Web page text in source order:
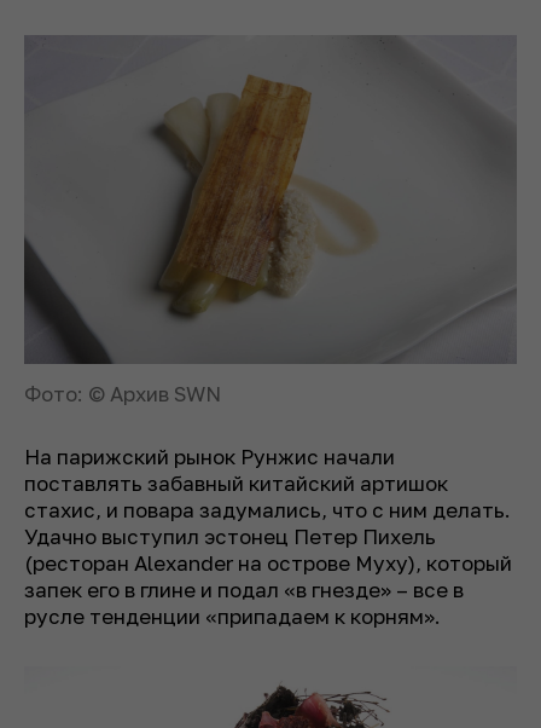
Фото: © Архив SWN
На парижский рынок Рунжис начали
поставлять забавный китайский артишок
стахис, и повара задумались, что с ним делать.
Удачно выступил эстонец Петер Пихель
(ресторан Alexander на острове Муху), который
запек его в глине и подал «в гнезде» – все в
русле тенденции «припадаем к корням».